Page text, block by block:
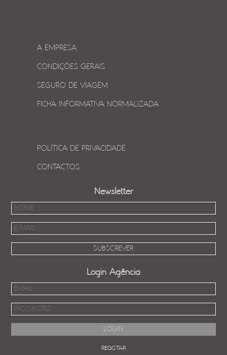
A EMPRESA
CONDIÇÕES GERAIS
SEGURO DE VIAGEM
FICHA INFORMATIVA NORMALIZADA
POLÍTICA DE PRIVACIDADE
CONTACTOS
Newsletter
Login Agência
REGISTAR